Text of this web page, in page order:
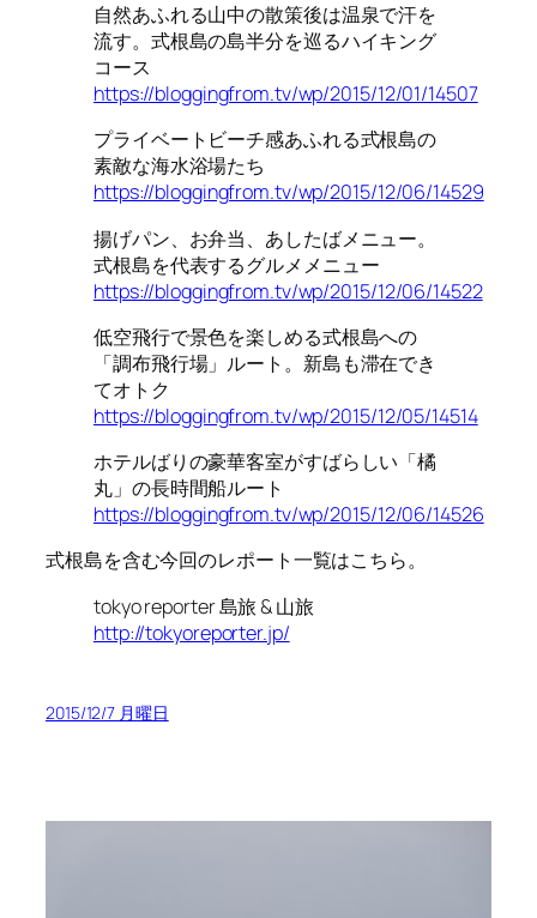
自然あふれる山中の散策後は温泉で汗を
流す。式根島の島半分を巡るハイキング
コース
https://bloggingfrom.tv/wp/2015/12/01/14507
プライベートビーチ感あふれる式根島の
素敵な海水浴場たち
https://bloggingfrom.tv/wp/2015/12/06/14529
揚げパン、お弁当、あしたばメニュー。
式根島を代表するグルメメニュー
https://bloggingfrom.tv/wp/2015/12/06/14522
低空飛行で景色を楽しめる式根島への
「調布飛行場」ルート。新島も滞在でき
てオトク
https://bloggingfrom.tv/wp/2015/12/05/14514
ホテルばりの豪華客室がすばらしい「橘
丸」の長時間船ルート
https://bloggingfrom.tv/wp/2015/12/06/14526
式根島を含む今回のレポート一覧はこちら。
tokyo reporter 島旅 & 山旅
http://tokyoreporter.jp/
2015/12/7 月曜日